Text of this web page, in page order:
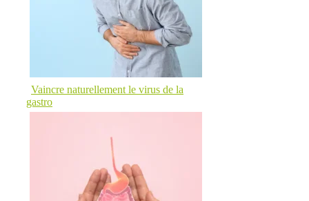
Vaincre naturellement le virus de la
gastro